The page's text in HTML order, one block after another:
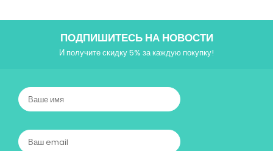
ПОДПИШИТЕСЬ НА НОВОСТИ
И получите скидку 5% за каждую покупку!